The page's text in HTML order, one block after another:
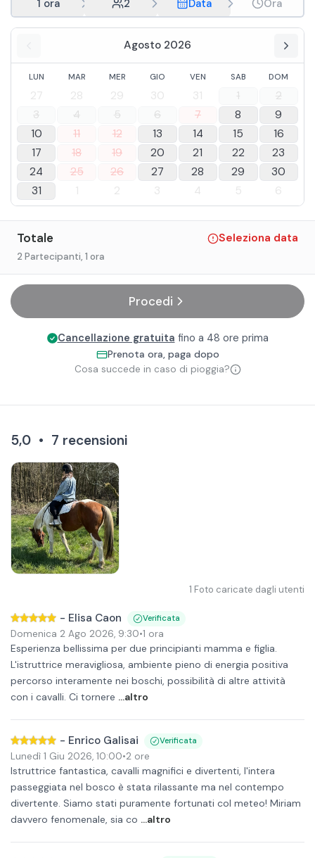
1 ora 2 Data Ora
Agosto 2026
LUN MAR MER GIO VEN SAB DOM
27 28 29 30 31 1
2
3
4 5 6 7 8
9
10
11 12 13 14 15
16
17
18 19 20 21 22
23
24
25 26 27 28 29
30
31
1 2 3 4 5 6
Totale Seleziona data
2 Partecipanti, 1 ora
Procedi
Cancellazione gratuita fino a 48 ore prima
Prenota ora, paga dopo
Cosa succede in caso di pioggia?
5,0 • 7 recensioni
1 Foto caricate dagli utenti
- Elisa Caon Verificata
Domenica 2 Ago 2026, 9:30•1 ora
Esperienza bellissima per due principianti mamma e figlia.
L'istruttrice meravigliosa, ambiente pieno di energia positiva
percorso interamente nei boschi, possibilità di altre attività
con i cavalli. Ci tornere ...altro
- Enrico Galisai Verificata
Lunedì 1 Giu 2026, 10:00•2 ore
Istruttrice fantastica, cavalli magnifici e divertenti, l'intera
passeggiata nel bosco è stata rilassante ma nel contempo
divertente. Siamo stati puramente fortunati col meteo! Miriam
davvero fenomenale, sia co ...altro